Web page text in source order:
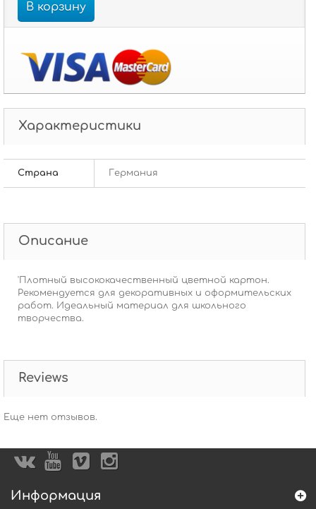
В корзину
Характеристики
Страна Германия
Описание
'Плотный высококачественный цветной картон.
Рекомендуется для декоративных и оформительских
работ. Идеальный материал для школьного
творчества.
Reviews
Еще нет отзывов.
Информация